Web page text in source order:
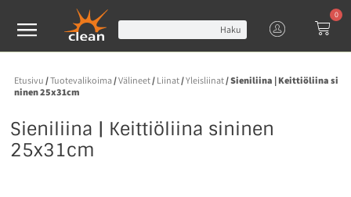
Haku
0
Etusivu /Tuotevalikoima/Välineet/ Liinat/Yleisliinat/ Sieniliina | Keittiöliina si
ninen 25x31cm
Sieniliina | Keittiöliina sininen
25x31cm